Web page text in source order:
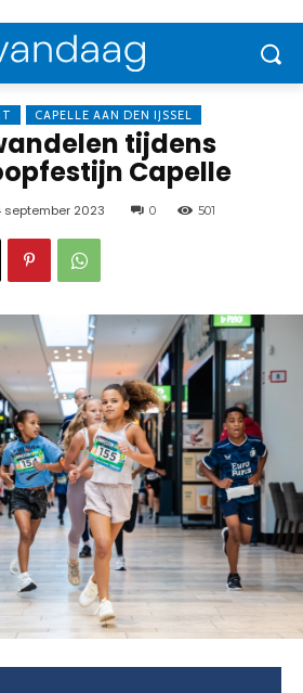
CAPELLE AAN DEN IJSSEL
tijdens
Capelle
september 2023 0 501